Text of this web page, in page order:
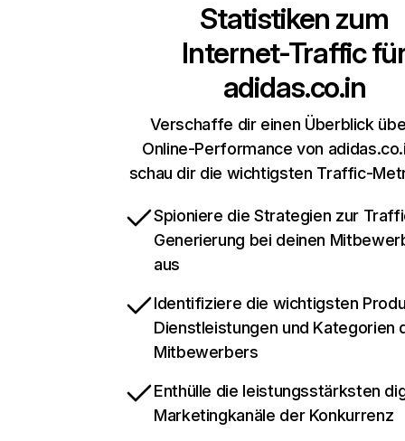
Statistiken zum
Internet-Traffic
adidas.co.in
Verschaffe dir einen Überblick
Online-Performance von
schau dir die wichtigsten Traffic-
Spioniere die Strategien zur
Generierung bei deinen
aus
Identifiziere die wichtigsten
Dienstleistungen und Kategorien
Mitbewerbers
Enthülle die leistungsstärksten
Marketingkanäle der Konkurrenz